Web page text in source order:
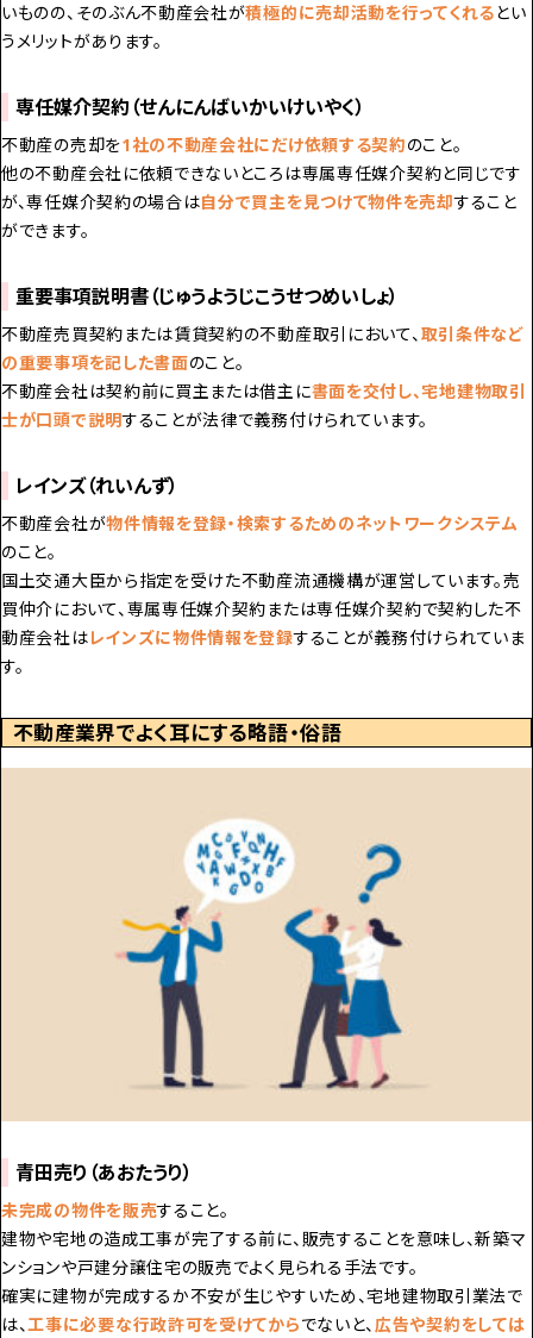
いものの、そのぶん不動産会社が積極的に売却活動を行ってくれるとい
うメリットがあります。
専任媒介契約（せんにんばいかいけいやく）
不動産の売却を1社の不動産会社にだけ依頼する契約のこと。
他の不動産会社に依頼できないところは専属専任媒介契約と同じです
が、専任媒介契約の場合は自分で買主を見つけて物件を売却すること
ができます。
重要事項説明書（じゅうようじこうせつめいしょ）
不動産売買契約または賃貸契約の不動産取引において、取引条件など
の重要事項を記した書面のこと。
不動産会社は契約前に買主または借主に書面を交付し、宅地建物取引
士が口頭で説明することが法律で義務付けられています。
レインズ（れいんず）
不動産会社が物件情報を登録・検索するためのネットワークシステム
のこと。
国土交通大臣から指定を受けた不動産流通機構が運営しています。売
買仲介において、専属専任媒介契約または専任媒介契約で契約した不
動産会社はレインズに物件情報を登録することが義務付けられていま
す。
不動産業界でよく耳にする略語・俗語
青田売り（あおたうり）
未完成の物件を販売すること。
建物や宅地の造成工事が完了する前に、販売することを意味し、新築マ
ンションや戸建分譲住宅の販売でよく見られる手法です。
確実に建物が完成するか不安が生じやすいため、宅地建物取引業法で
は、工事に必要な行政許可を受けてからでないと、広告や契約をしては